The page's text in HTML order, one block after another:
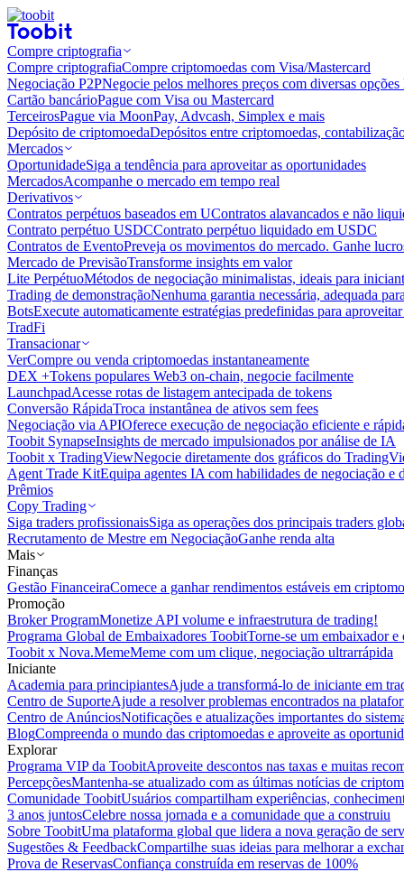
Compre criptografia
Compre criptografiaCompre criptomoedas com Visa/Mastercard
Negociação P2PNegocie pelos melhores preços com diversas
Cartão bancárioPague com Visa ou Mastercard
TerceirosPague via MoonPay, Advcash, Simplex e mais
Depósito de criptomoedaDepósitos entre criptomoedas,
Mercados
OportunidadeSiga a tendência para aproveitar as oportunidades
MercadosAcompanhe o mercado em tempo real
Derivativos
Contratos perpétuos baseados em UContratos alavancados e não
Contrato perpétuo USDCContrato perpétuo liquidado em USDC
Contratos de EventoPreveja os movimentos do mercado. Ganhe
Mercado de PrevisãoTransforme insights em valor
Lite PerpétuoMétodos de negociação minimalistas, ideais para
Trading de demonstraçãoNenhuma garantia necessária, adequada
BotsExecute automaticamente estratégias predefinidas para
TradFi
Transacionar
VerCompre ou venda criptomoedas instantaneamente
DEX +Tokens populares Web3 on-chain, negocie facilmente
LaunchpadAcesse rotas de listagem antecipada de tokens
Conversão RápidaTroca instantânea de ativos sem fees
Negociação via APIOferece execução de negociação eficiente e
Toobit SynapseInsights de mercado impulsionados por análise de IA
Toobit x TradingViewNegocie diretamente dos gráficos do
Agent Trade KitEquipa agentes IA com habilidades de negociação e
Prêmios
Copy Trading
Siga traders profissionaisSiga as operações dos principais traders
Recrutamento de Mestre em NegociaçãoGanhe renda alta
Mais
Finanças
Gestão FinanceiraComece a ganhar rendimentos estáveis em
Promoção
Broker ProgramMonetize API volume e infraestrutura de trading!
Programa Global de Embaixadores ToobitTorne-se um embaixador
Toobit x Nova.MemeMeme com um clique, negociação ultrarrápida
Iniciante
Academia para principiantesAjude a transformá-lo de iniciante em
Centro de SuporteAjude a resolver problemas encontrados na
Centro de AnúnciosNotificações e atualizações importantes do
BlogCompreenda o mundo das criptomoedas e aproveite as
Explorar
Programa VIP da ToobitAproveite descontos nas taxas e muitas
PercepçõesMantenha-se atualizado com as últimas notícias de
Comunidade ToobitUsuários compartilham experiências,
3 anos juntosCelebre nossa jornada e a comunidade que a construiu
Sobre ToobitUma plataforma global que lidera a nova geração de
Sugestões & FeedbackCompartilhe suas ideias para melhorar a
Prova de ReservasConfiança construída em reservas de 100%